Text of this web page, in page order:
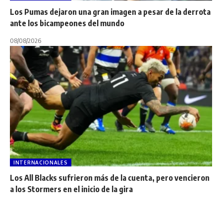
Los Pumas dejaron una gran imagen a pesar de la derrota
ante los bicampeones del mundo
08/08/2026
INTERNACIONALES
Los All Blacks sufrieron más de la cuenta, pero vencieron
a los Stormers en el inicio de la gira